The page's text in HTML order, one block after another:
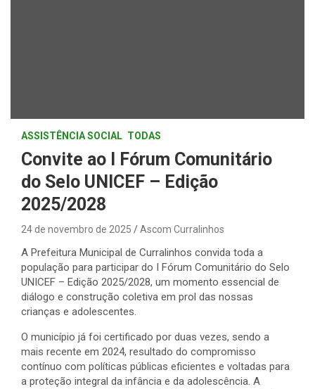
ASSISTÊNCIA SOCIAL TODAS
Convite ao I Fórum Comunitário
do Selo UNICEF – Edição
2025/2028
24 de novembro de 2025 Ascom Curralinhos
A Prefeitura Municipal de Curralinhos convida toda a
população para participar do I Fórum Comunitário do Selo
UNICEF – Edição 2025/2028, um momento essencial de
diálogo e construção coletiva em prol das nossas
crianças e adolescentes.
O município já foi certificado por duas vezes, sendo a
mais recente em 2024, resultado do compromisso
contínuo com políticas públicas eficientes e voltadas para
a proteção integral da infância e da adolescência. A